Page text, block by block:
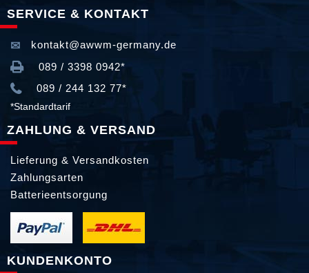
SERVICE & KONTAKT
kontakt@awwm-germany.de
089 / 3398 0942*
089 / 244 132 77*
*Standardtarif
ZAHLUNG & VERSAND
Lieferung & Versandkosten
Zahlungsarten
Batterieentsorgung
KUNDENKONTO